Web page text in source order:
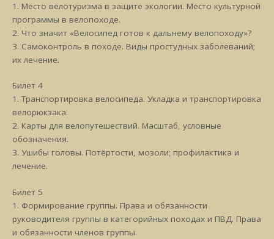
1. Место велотуризма в защите экологии. Место культурной
программы в велопоходе.
2. Что значит «Велосипед готов к дальнему велопоходу»?
3. Самоконтроль в походе. Виды простудных заболеваний;
их лечение.
Билет 4
1. Транспортировка велосипеда. Укладка и транспортировка
велорюкзака.
2. Карты для велопутешествий. Масштаб, условные
обозначения.
3. Ушибы головы. Потёртости, мозоли; профилактика и
лечение.
Билет 5
1. Формирование группы. Права и обязанности
руководителя группы в категорийных походах и ПВД. Права
и обязанности членов группы.